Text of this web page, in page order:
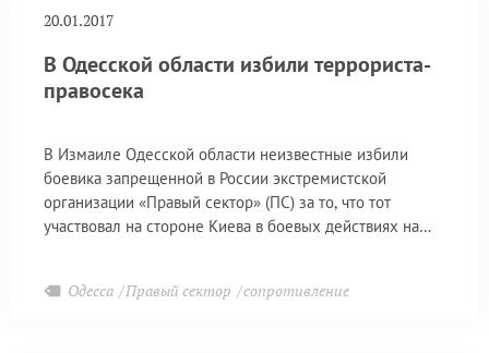
20.01.2017
В Одесской области избили террориста-
правосека
В Измаиле Одесской области неизвестные избили
боевика запрещенной в России экстремистской
организации «Правый сектор» (ПС) за то, что тот
участвовал на стороне Киева в боевых действиях на
Одесса
Правый сектор сопротивление